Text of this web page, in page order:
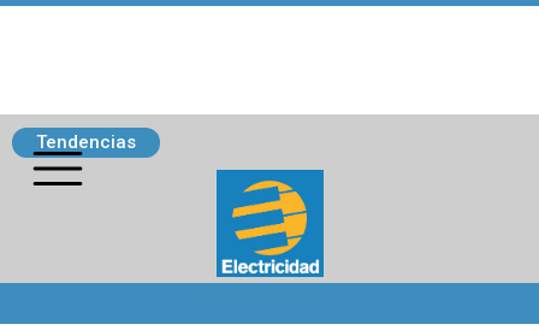
Tendencias